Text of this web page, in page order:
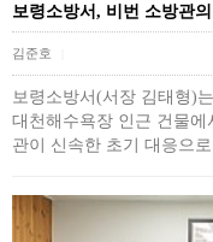
보령소방서, 비번 소방관
김준호
보령소방서(서장 김태형)
대천해수욕장 인근 건물
관이 신속한 초기 대응으